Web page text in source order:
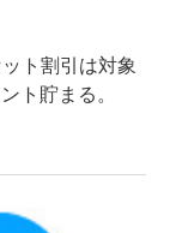
ト割引は対象
ト貯まる。